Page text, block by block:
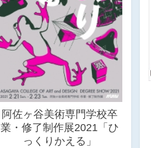
阿佐ヶ谷美術専門学校卒
業・修了制作展2021「ひ
っくりかえる」